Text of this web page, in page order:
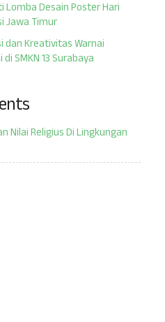
Lomba Desain Poster Hari
Jawa Timur
Kreativitas Warnai
SMKN 13 Surabaya
Nilai Religius Di Lingkungan